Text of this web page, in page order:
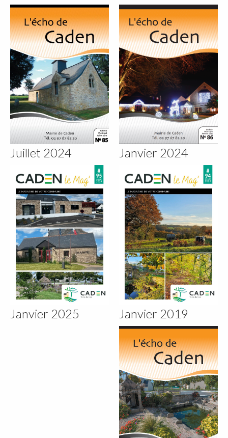
Juillet 2024 Janvier 2024
Janvier 2025 Janvier 2019